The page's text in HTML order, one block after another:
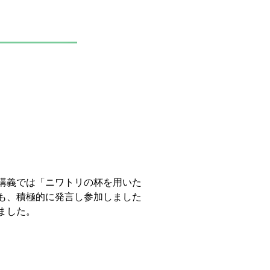
では「ニワトリの杯を用いた
、積極的に発言し参加しました
た。